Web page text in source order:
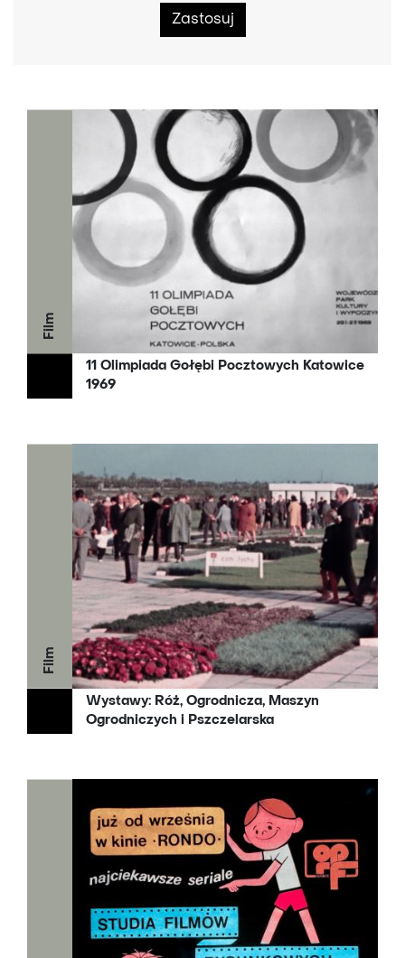
Film
11 Olimpiada Gołębi Pocztowych Katowice
1969
Film
Wystawy: Róż, Ogrodnicza, Maszyn
Ogrodniczych i Pszczelarska